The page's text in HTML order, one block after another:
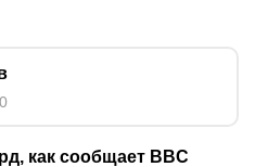
как сообщает BBC